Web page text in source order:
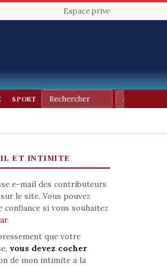
Espace prive
SPORT
ET INTIMITE
e-mail des contributeurs
le site. Vous pouvez
si vous souhaitez
.
que votre
vous devez cocher
de mon intimite a la